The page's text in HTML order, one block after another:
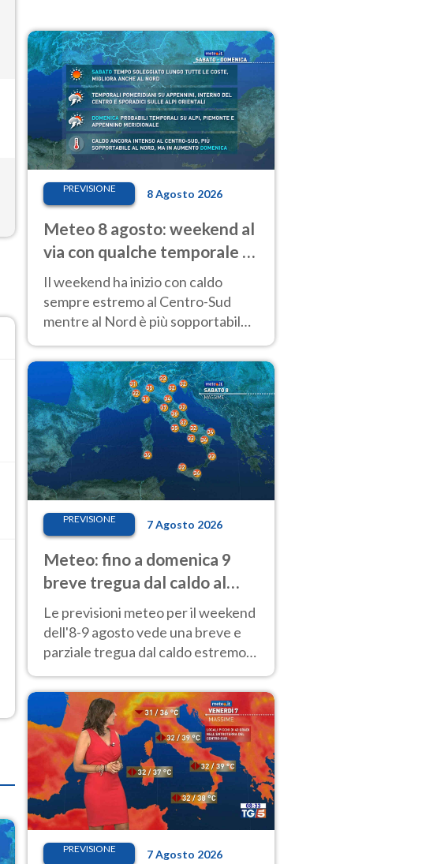
PREVISIONE 8 Agosto 2026
Meteo 8 agosto: weekend al
via con qualche temporale e
caldo estremo al Centro-Sud
Il weekend ha inizio con caldo
sempre estremo al Centro-Sud
mentre al Nord è più sopportabile
calore sui rilievi.
PREVISIONE 7 Agosto 2026
Meteo: fino a domenica 9
breve tregua dal caldo al
Nord! Altrove calura e afa
Le previsioni meteo per il weekend
dell'8-9 agosto vede una breve e
parziale tregua dal caldo estremo
40 gradi.
PREVISIONE 7 Agosto 2026